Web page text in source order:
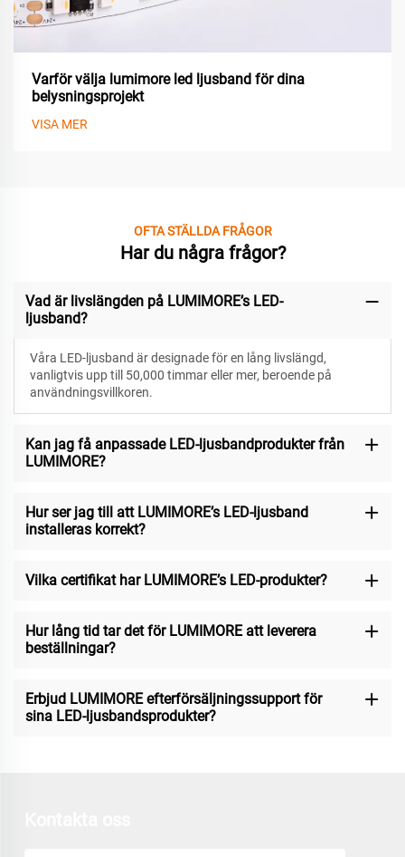
Varför välja lumimore led ljusband för dina
belysningsprojekt
VISA MER
OFTA STÄLLDA FRÅGOR
Har du några frågor?
Vad är livslängden på LUMIMORE’s LED-
ljusband?
Våra LED-ljusband är designade fören lång livslängd,
vanligtvis upp till 50,000 timmar eller mer, beroende på
användningsvillkoren.
Kan jag få anpassade LED-ljusbandprodukter från
LUMIMORE?
Hur ser jag till att LUMIMORE’s LED-ljusband
installeras korrekt?
Vilka certifikat har LUMIMORE’s LED-produkter?
Hur lång tid tar det för LUMIMORE att leverera
beställningar?
Erbjud LUMIMORE efterförsäljningssupport för
sina LED-ljusbandsprodukter?